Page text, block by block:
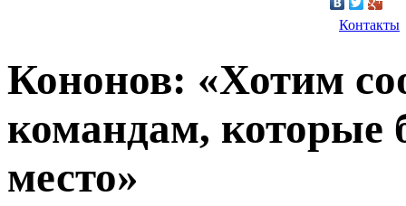
Контакты
Кононов: «Хотим
командам, которые
место»